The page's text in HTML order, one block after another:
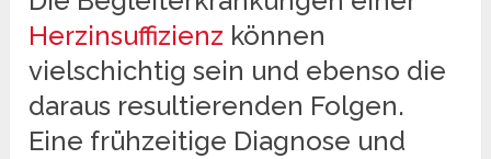
Herzinsuffizienz können
vielschichtig sein und ebenso die
daraus resultierenden Folgen.
Eine frühzeitige Diagnose und